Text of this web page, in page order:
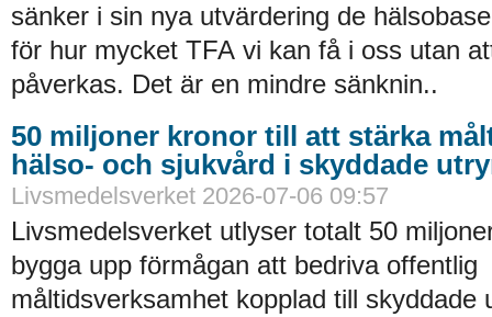
sänker i sin nya utvärdering de
för hur mycket TFA vi kan få i oss utan
påverkas. Det är en mindre sänknin..
50 miljoner kronor till att stärka
hälso- och sjukvård i skyddade
Livsmedelsverket 2026-07-06 09:57
Livsmedelsverket utlyser totalt 50
bygga upp förmågan att bedriva offentlig
måltidsverksamhet kopplad till skyddade